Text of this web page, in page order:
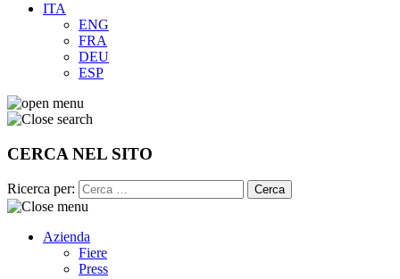
ITA
ENG
FRA
DEU
ESP
CERCA NEL SITO
Ricerca per:
Azienda
Fiere
Press